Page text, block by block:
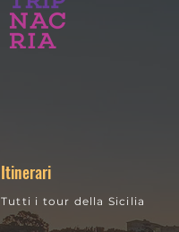
Itinerari
Tutti i tour della Sicilia